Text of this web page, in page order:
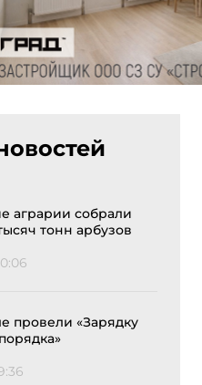
аграрии собрали
тонн арбузов
провели «Зарядку